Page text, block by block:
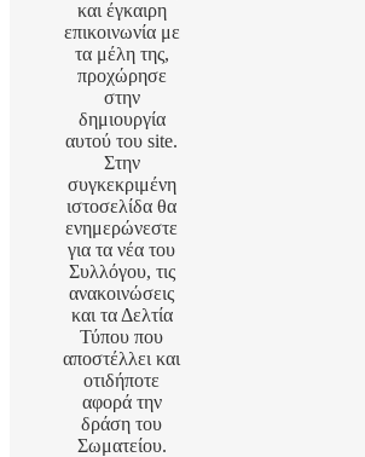
και έγκαιρη
επικοινωνία με
τα μέλη της,
προχώρησε
στην
δημιουργία
αυτού του site.
Στην
συγκεκριμένη
ιστοσελίδα θα
ενημερώνεστε
για τα νέα του
Συλλόγου, τις
ανακοινώσεις
και τα Δελτία
Τύπου που
αποστέλλει και
οτιδήποτε
αφορά την
δράση του
Σωματείου.